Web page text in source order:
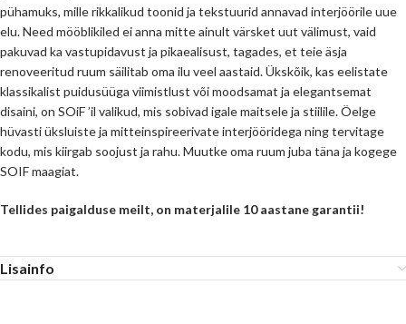
pühamuks, mille rikkalikud toonid ja tekstuurid annavad interjöörile uue
elu. Need mööblikiled ei anna mitte ainult värsket uut välimust, vaid
pakuvad ka vastupidavust ja pikaealisust, tagades, et teie äsja
renoveeritud ruum säilitab oma ilu veel aastaid. Ükskõik, kas eelistate
klassikalist puidusüüga viimistlust või moodsamat ja elegantsemat
disaini, on SOiF ’il valikud, mis sobivad igale maitsele ja stiilile. Öelge
hüvasti üksluiste ja mitteinspireerivate interjööridega ning tervitage
kodu, mis kiirgab soojust ja rahu. Muutke oma ruum juba täna ja kogege
SOIF maagiat.
Tellides paigalduse meilt, on materjalile 10 aastane garantii!
Lisainfo